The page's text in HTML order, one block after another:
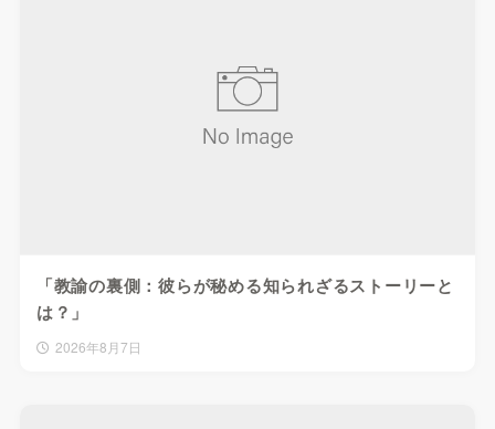
「教諭の裏側：彼らが秘める知られざるストーリーと
は？」
2026年8月7日